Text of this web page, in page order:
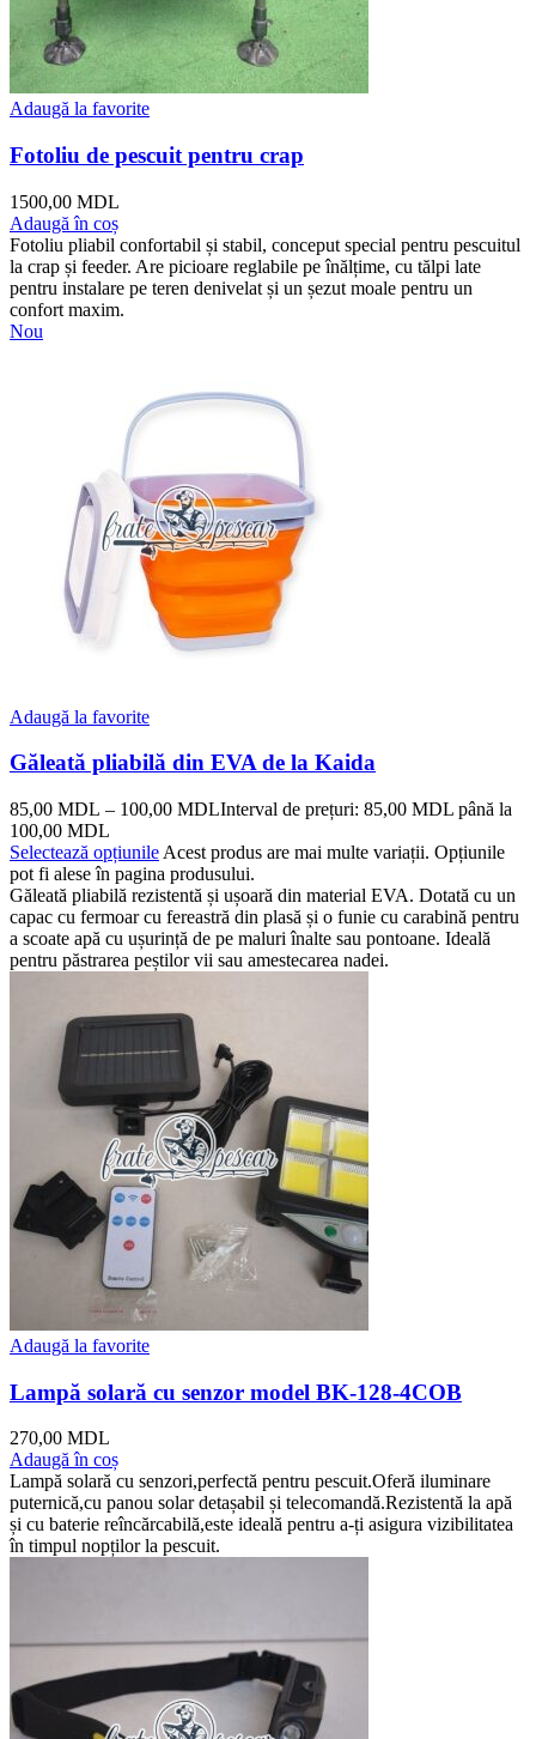
Adaugă la favorite
Fotoliu de pescuit pentru crap
1500,00 MDL
Adaugă în coș
Fotoliu pliabil confortabil și stabil, conceput special pentru pescuitul
la crap și feeder. Are picioare reglabile pe înălțime, cu tălpi late
pentru instalare pe teren denivelat și un șezut moale pentru un
confort maxim.
Nou
Adaugă la favorite
Găleată pliabilă din EVA de la Kaida
85,00 MDL – 100,00 MDLInterval de prețuri: 85,00 MDL până la
100,00 MDL
Selectează opțiunile Acest produs are mai multe variații. Opțiunile
pot fi alese în pagina produsului.
Găleată pliabilă rezistentă și ușoară din material EVA. Dotată cu un
capac cu fermoar cu fereastră din plasă și o funie cu carabină pentru
a scoate apă cu ușurință de pe maluri înalte sau pontoane. Ideală
pentru păstrarea peștilor vii sau amestecarea nadei.
Adaugă la favorite
Lampă solară cu senzor model BK-128-4COB
270,00 MDL
Adaugă în coș
Lampă solară cu senzori,perfectă pentru pescuit.Oferă iluminare
puternică,cu panou solar detașabil și telecomandă.Rezistentă la apă
și cu baterie reîncărcabilă,este ideală pentru a-ți asigura vizibilitatea
în timpul nopților la pescuit.